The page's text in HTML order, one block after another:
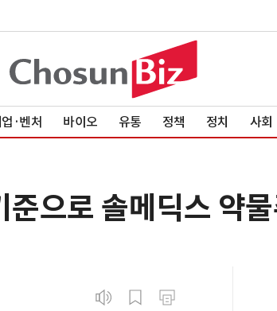
·벤처 바이오 유통 정책 정치 사회
으로 솔메딕스 약